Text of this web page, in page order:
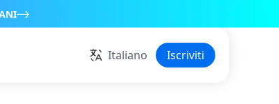
Italiano Iscriviti